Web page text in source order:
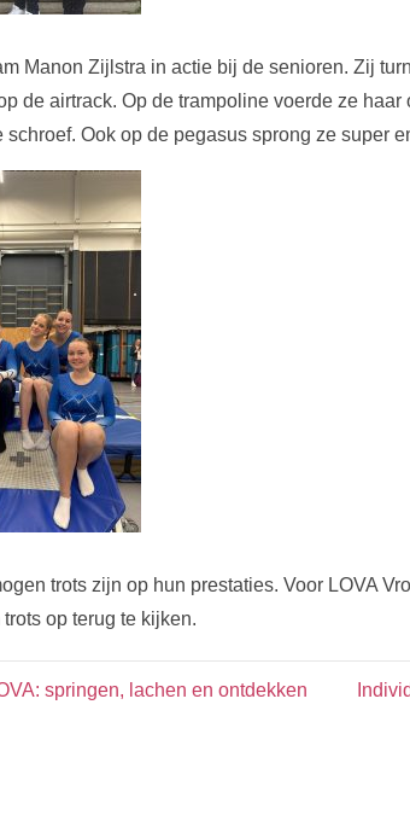
Manon Zijlstra in actie bij de senioren. Zij
de airtrack. Op de trampoline voerde ze
schroef. Ook op de pegasus sprong ze super
trots zijn op hun prestaties. Voor LOVA
op terug te kijken.
springen, lachen en ontdekken